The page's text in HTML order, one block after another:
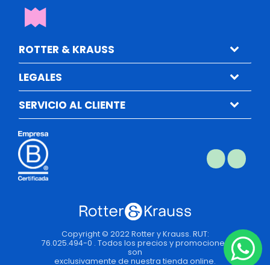
ROTTER & KRAUSS
LEGALES
SERVICIO AL CLIENTE
Copyright © 2022 Rotter y Krauss. RUT:
76.025.494-0 . Todos los precios y promociones
son
exclusivamente de nuestra tienda online.